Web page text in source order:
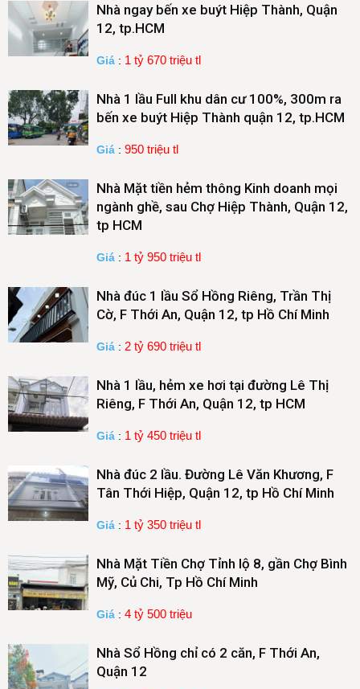
Nhà ngay bến xe buýt Hiệp Thành, Quận
12, tp.HCM
Giá : 1 tỷ 670 triệu tl
Nhà 1 lầu Full khu dân cư 100%, 300m ra
bến xe buýt Hiệp Thành quận 12, tp.HCM
Giá : 950 triệu tl
Nhà Mặt tiền hẻm thông Kinh doanh mọi
ngành ghề, sau Chợ Hiệp Thành, Quận 12,
tp HCM
Giá : 1 tỷ 950 triệu tl
Nhà đúc 1 lầu Sổ Hồng Riêng, Trần Thị
Cờ, F Thới An, Quận 12, tp Hồ Chí Minh
Giá : 2 tỷ 690 triệu tl
Nhà 1 lầu, hẻm xe hơi tại đường Lê Thị
Riêng, F Thới An, Quận 12, tp HCM
Giá : 1 tỷ 450 triệu tl
Nhà đúc 2 lầu. Đường Lê Văn Khương, F
Tân Thới Hiệp, Quận 12, tp Hồ Chí Minh
Giá : 1 tỷ 350 triệu tl
Nhà Mặt Tiền Chợ Tỉnh lộ 8, gần Chợ Bình
Mỹ, Củ Chi, Tp Hồ Chí Minh
Giá : 4 tỷ 500 triệu
Nhà Sổ Hồng chỉ có 2 căn, F Thới An,
Quận 12